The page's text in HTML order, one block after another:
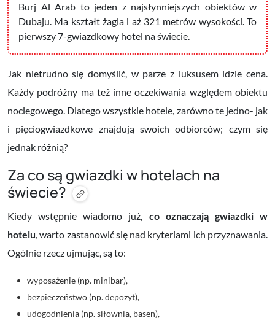
Burj Al Arab to jeden z najsłynniejszych obiektów w
Dubaju. Ma kształt żagla i aż 321 metrów wysokości. To
pierwszy 7-gwiazdkowy hotel na świecie.
Jak nietrudno się domyślić, w parze z luksusem idzie cena.
Każdy podróżny ma też inne oczekiwania względem obiektu
noclegowego. Dlatego wszystkie hotele, zarówno te jedno- jak
i pięciogwiazdkowe znajdują swoich odbiorców; czym się
jednak różnią?
Za co są gwiazdki w hotelach na
świecie?
Kiedy wstępnie wiadomo już, co oznaczają gwiazdki w
hotelu, warto zastanowić się nad kryteriami ich przyznawania.
Ogólnie rzecz ujmując, są to:
wyposażenie (np. minibar),
bezpieczeństwo (np. depozyt),
udogodnienia (np. siłownia, basen),